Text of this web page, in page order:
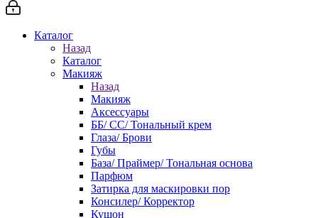
Каталог
Назад
Каталог
Макияж
Назад
Макияж
Аксессуары
ББ/ СС/ Тональный крем
Глаза/ Брови
Губы
База/ Праймер/ Тональная основа
Парфюм
Затирка для маскировки пор
Консилер/ Корректор
Кушон